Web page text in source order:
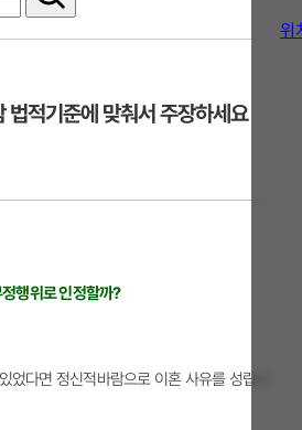
위
법적기준에 맞춰서 주장하세요
행위로 인정할까?
었다면 정신적바람으로 이혼 사유를 성립시